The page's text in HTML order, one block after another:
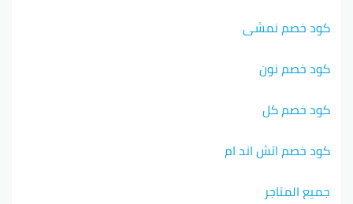
كود خصم نمشي
كود خصم نون
كود خصم كل
كود خصم اتش اند ام
جميع المتاجر